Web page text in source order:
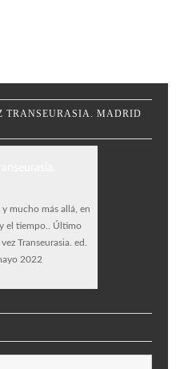
TRANSEURASIA. MADRID
mucho más allá, en
el tiempo.. Último
Transeurasia. ed.
2022